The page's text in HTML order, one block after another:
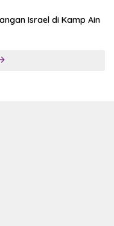
Israel di Kamp Ain